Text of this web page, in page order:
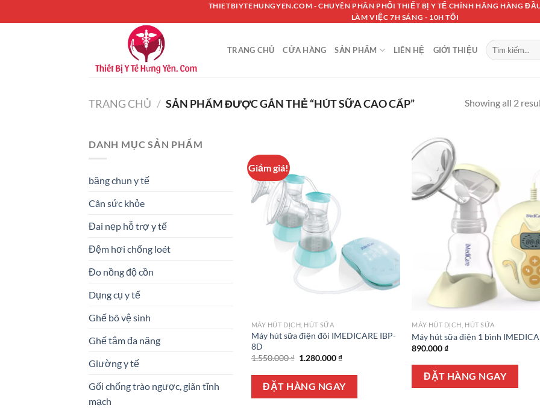
đến
THIETBIYTEHUNGYEN.COM - CHUYÊN PHÂN PHỐI THIẾT BỊ Y TẾ CHÍNH HÃNG HÀNG
LÀM VIỆC 7H SÁNG - 10H TỐI
TRANG CHỦ CỬA HÀNG SẢN PHẨM LIÊN HỆ GIỚI THIỆU
Tìm
kiếm:
TRANG CHỦ / SẢN PHẨM ĐƯỢC GẮN THẺ “HÚT SỮA CAO CẤP” Showing all 2
DANH MỤC SẢN PHẨM
băng chun y tế
Cân sức khỏe
Đai nẹp hỗ trợ y tế
Đệm hơi chống loét
Đo nồng độ cồn
Dụng cụ y tế
Ghế bô vệ sinh
Ghế tắm đa năng
Giường y tế
Gối chống trào ngược, giãn tĩnh
mạch
Giảm giá!
MÁY HÚT DỊCH, HÚT SỮA
Máy hút sữa điện đôi IMEDICARE IBP-
8D
1.550.000₫ Giá
là:
1.550.000 ₫.
1.280.000₫Giá
tại
là:
1.280.000 ₫.
ĐẶT HÀNG NGAY
MÁY HÚT DỊCH, HÚT SỮA
Máy hút sữa điện 1 bình
890.000₫
ĐẶT HÀNG NGAY